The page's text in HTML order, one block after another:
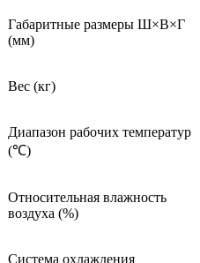
Габаритные размеры Ш×В×Г
(мм)
Вес (кг)
Диапазон рабочих температур
(℃)
Относительная влажность
воздуха (%)
Система охлаждения